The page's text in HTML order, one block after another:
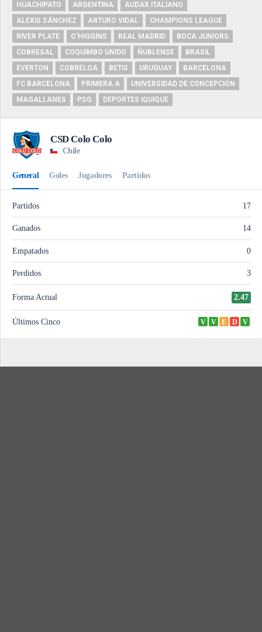
HUACHIPATO
ARGENTINA
AUDAX ITALIANO
ALEXIS SÁNCHEZ
ARTURO VIDAL
CHAMPIONS LEAGUE
RIVER PLATE
O'HIGGINS REAL MADRID
BOCA JUNIORS
COBRESAL
COQUIMBO UNIDO ÑUBLENSE
BRASIL
EVERTON
COBRELOA BETIS URUGUAY
BARCELONA
FC BARCELONA
PRIMERA A
UNIVERSIDAD DE CONCEPCIÓN
MAGALLANES
PSG DEPORTES IQUIQUE